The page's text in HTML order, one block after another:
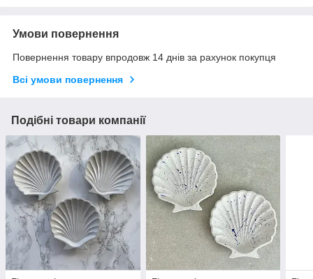
Умови повернення
Повернення товару впродовж 14 днів за рахунок покупця
Всі умови повернення
Подібні товари компанії